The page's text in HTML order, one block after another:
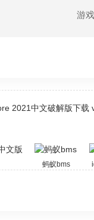
游
中文破解版下载
蚂蚁bms